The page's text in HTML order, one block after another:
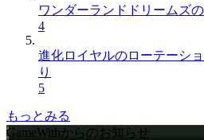
ワンダーランドドリームズ
4
進化ロイヤルのローテーシ
り
5
もっとみる
GameWithからのお知らせ